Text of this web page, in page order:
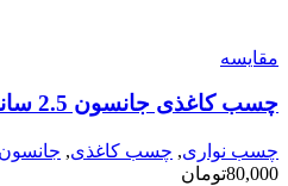
مقایسه
چسب کاغذی جانسون 2.5 سانت
چسب نواری, چسب کاغذی, جانسون
80,000تومان